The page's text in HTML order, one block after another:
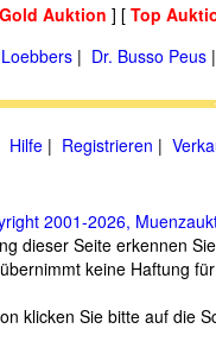
Gold Auktion ] [ Top
| Dr. Busso Peus |
Hilfe | Registrieren |
2001-2026,
dieser Seite erkennen
keine Haftung
klicken Sie bitte auf die